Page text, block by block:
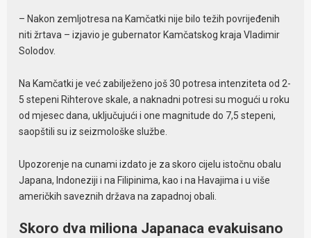
– Nakon zemljotresa na Kamčatki nije bilo težih povrijeđenih
niti žrtava – izjavio je gubernator Kamčatskog kraja Vladimir
Solodov.
Na Kamčatki je već zabilježeno još 30 potresa intenziteta od 2-
5 stepeni Rihterove skale, a naknadni potresi su mogući u roku
od mjesec dana, uključujući i one magnitude do 7,5 stepeni,
saopštili su iz seizmološke službe.
Upozorenje na cunami izdato je za skoro cijelu istočnu obalu
Japana, Indoneziji i na Filipinima, kao i na Havajima i u više
američkih saveznih država na zapadnoj obali.
Skoro dva miliona Japanaca evakuisano